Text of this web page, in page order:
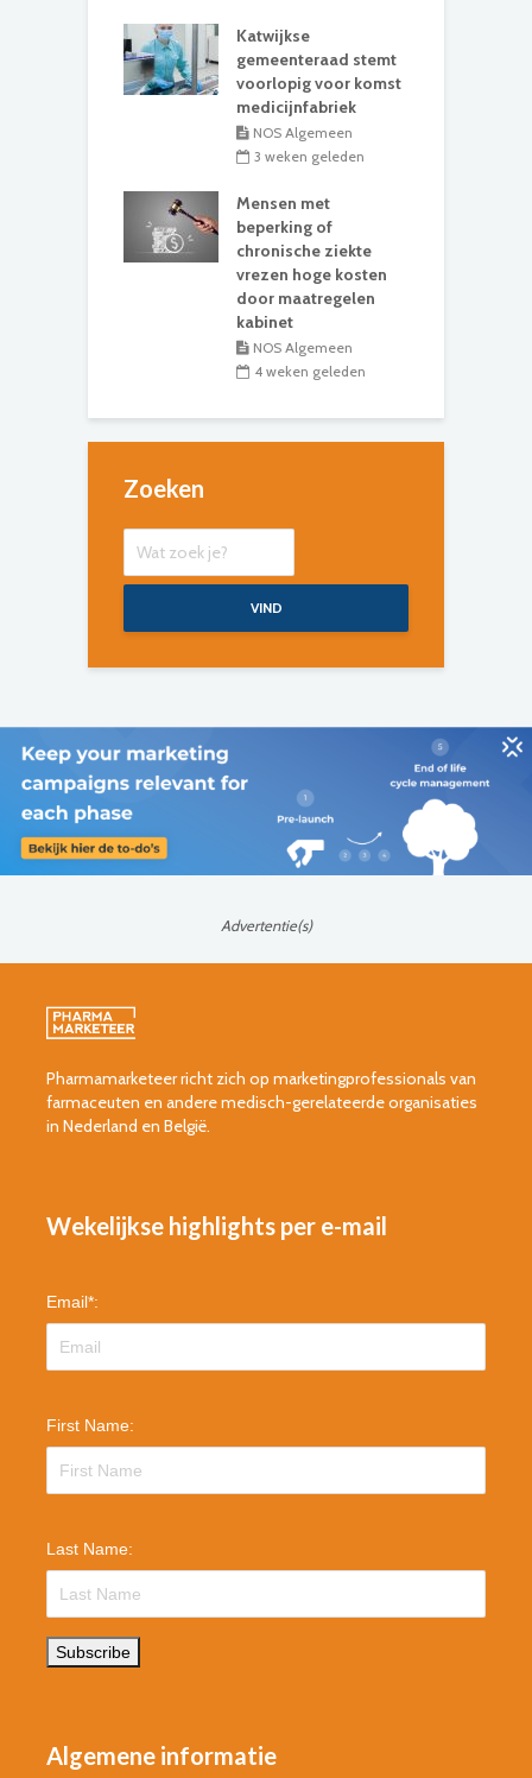
Katwijkse
gemeenteraad stemt
voorlopig voor komst
medicijnfabriek
NOS Algemeen
3 weken geleden
Mensen met
beperking of
chronische ziekte
vrezen hoge kosten
door maatregelen
kabinet
NOS Algemeen
4 weken geleden
Zoeken
VIND
Advertentie(s)
Pharmamarketeer richt zich op marketingprofessionals van
farmaceuten en andere medisch-gerelateerde organisaties
in Nederland en België.
Wekelijkse highlights per e-mail
Email*:
First Name:
Last Name:
Subscribe
Algemene informatie